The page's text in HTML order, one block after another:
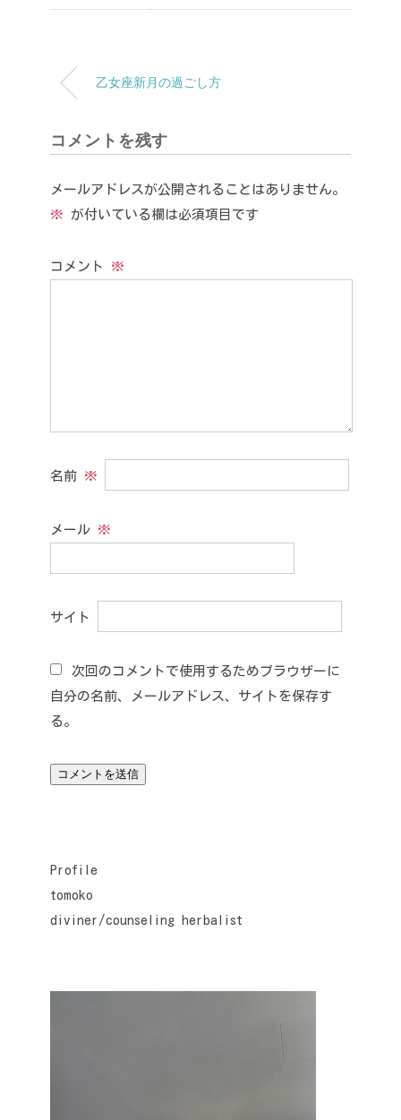
乙女座新月の過ごし方
コメントを残す
メールアドレスが公開されることはありません。
※ が付いている欄は必須項目です
コメント ※
名前 ※
メール ※
サイト
次回のコメントで使用するためブラウザーに
自分の名前、メールアドレス、サイトを保存す
る。
Profile
tomoko
diviner/counseling herbalist